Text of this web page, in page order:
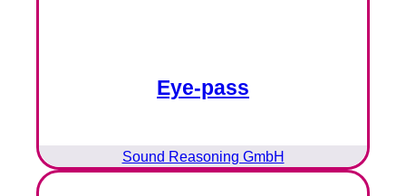
Eye-pass
Sound Reasoning GmbH